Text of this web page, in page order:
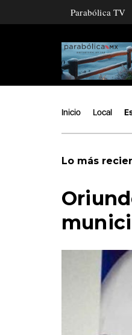
Parabólica TV
Inicio Local
Lo más